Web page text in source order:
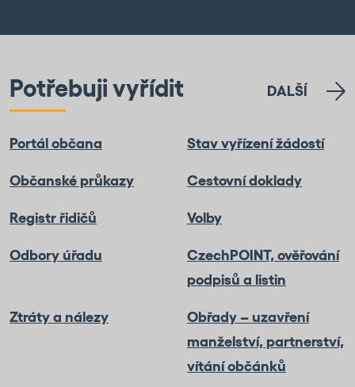
Potřebuji vyřídit DALŠÍ
Portál občana Stav vyřízení žádostí
Občanské průkazy Cestovní doklady
Registr řidičů Volby
Odbory úřadu
CzechPOINT, ověřování
podpisů a listin
Ztráty a nálezy
Obřady – uzavření
manželství, partnerství,
vítání občánků